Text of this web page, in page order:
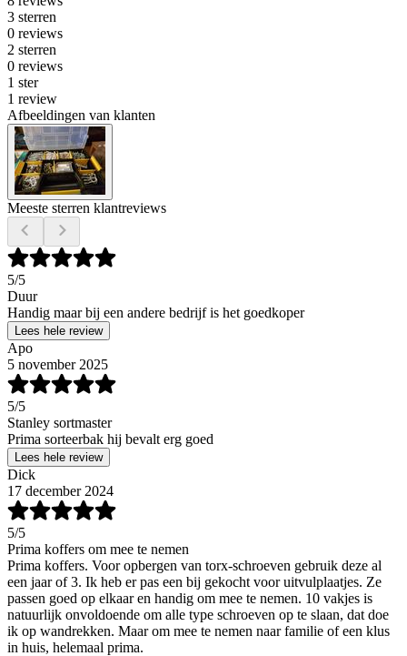
3 sterren
0 reviews
2 sterren
0 reviews
1 ster
1 review
Afbeeldingen van klanten
Meeste sterren klantreviews
5/5
Duur
Handig maar bij een andere bedrijf is het goedkoper
Lees hele review
Apo
5 november 2025
5/5
Stanley sortmaster
Prima sorteerbak hij bevalt erg goed
Lees hele review
Dick
17 december 2024
5/5
Prima koffers om mee te nemen
Prima koffers. Voor opbergen van torx-schroeven gebruik deze al
een jaar of 3. Ik heb er pas een bij gekocht voor uitvulplaatjes. Ze
passen goed op elkaar en handig om mee te nemen. 10 vakjes is
natuurlijk onvoldoende om alle type schroeven op te slaan, dat doe
ik op wandrekken. Maar om mee te nemen naar familie of een klus
in huis, helemaal prima.